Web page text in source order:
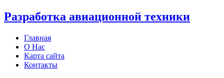
Разработка авиационной техники
Главная
О Нас
Карта сайта
Контакты